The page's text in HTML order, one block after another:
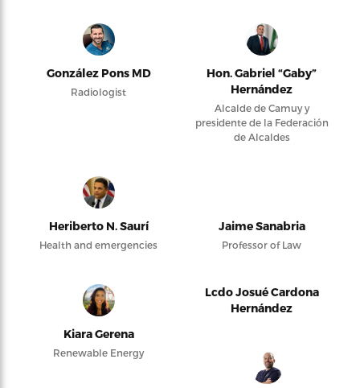
González Pons MD
Radiologist
Hon. Gabriel “Gaby”
Hernández
Alcalde de Camuy y
presidente de la Federación
de Alcaldes
Heriberto N. Saurí
Health and emergencies
Jaime Sanabria
Professor of Law
Kiara Gerena
Renewable Energy
Lcdo Josué Cardona
Hernández